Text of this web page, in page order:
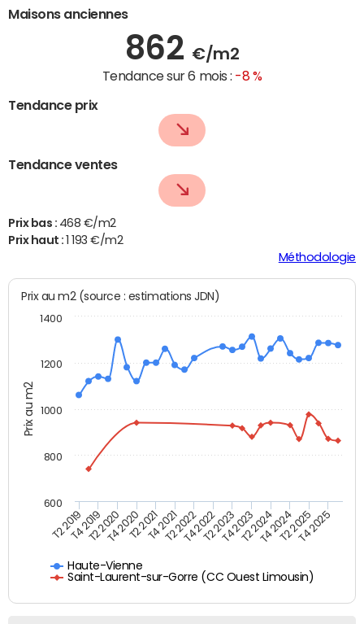
Maisons anciennes
862 €/m2
Tendance sur 6 mois : -8 %
Tendance prix
Tendance ventes
Prix bas : 468 €/m2
Prix haut :
1 193 €/m2
Méthodologie
Prix au m2
Prix au m2 (source : estimations JDN)
Haute-Vienne
Saint-Laurent-sur-Gorre (CC Ouest Limousin)
T2 2019T4 2019T2 2020T4 2020T2 2021T4 2021T2 2022T4 2022T2 2023T4 2023T2 2024T4 2024T2 2025T4 2025
600
800
1000
1200
1400